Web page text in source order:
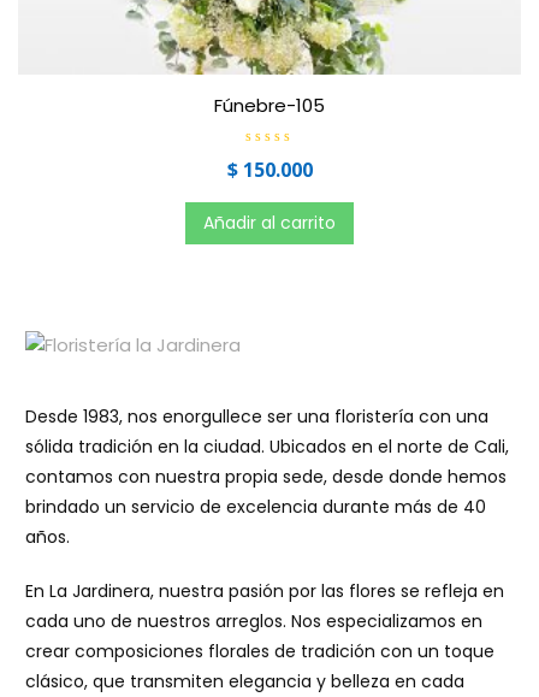
Fúnebre-105
V
a
o
r
a
d
$150.000
Añadir al carrito
Desde 1983, nos enorgullece ser una floristería con una
sólida tradición en la ciudad. Ubicados en el norte de Cali,
contamos con nuestra propia sede, desde donde hemos
brindado un servicio de excelencia durante más de 40
años.
En La Jardinera, nuestra pasión por las flores se refleja en
cada uno de nuestros arreglos. Nos especializamos en
crear composiciones florales de tradición con un toque
clásico, que transmiten elegancia y belleza en cada